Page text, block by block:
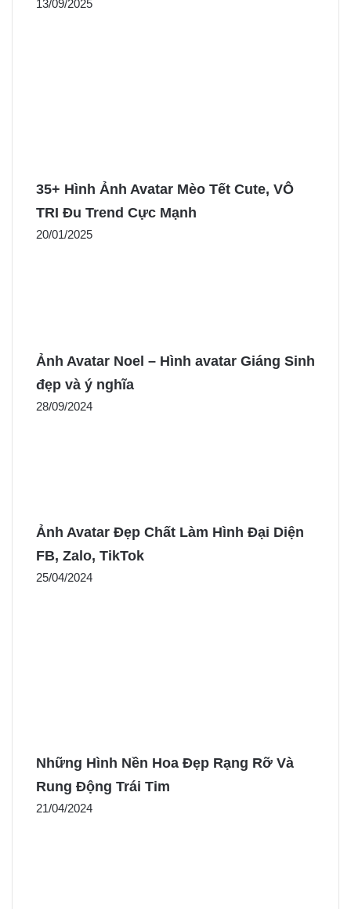
13/09/2025
35+ Hình Ảnh Avatar Mèo Tết Cute, VÔ
TRI Đu Trend Cực Mạnh
20/01/2025
Ảnh Avatar Noel – Hình avatar Giáng Sinh
đẹp và ý nghĩa
28/09/2024
Ảnh Avatar Đẹp Chất Làm Hình Đại Diện
FB, Zalo, TikTok
25/04/2024
Những Hình Nền Hoa Đẹp Rạng Rỡ Và
Rung Động Trái Tim
21/04/2024